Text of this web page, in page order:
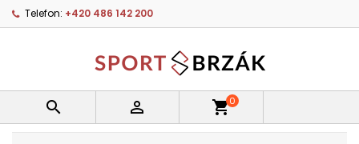
Telefon: +420 486 142 200
  shopping_cart0